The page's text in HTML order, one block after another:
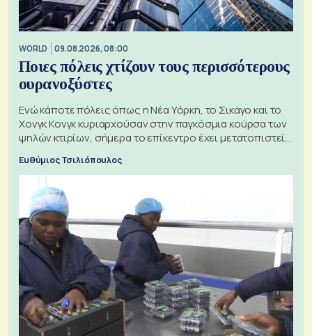
WORLD 09.08.2026, 08:00
Ποιες πόλεις χτίζουν τους περισσότερους
ουρανοξύστες
Ενώ κάποτε πόλεις όπως η Νέα Υόρκη, το Σικάγο και το
Χονγκ Κονγκ κυριαρχούσαν στην παγκόσμια κούρσα των
ψηλών κτιρίων, σήμερα το επίκεντρο έχει μετατοπιστεί
Ευθύμιος Τσιλιόπουλος